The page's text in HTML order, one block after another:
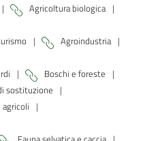
| Agricoltura biologica |
| Agroindustria |
| Boschi e foreste |
sostituzione |
|